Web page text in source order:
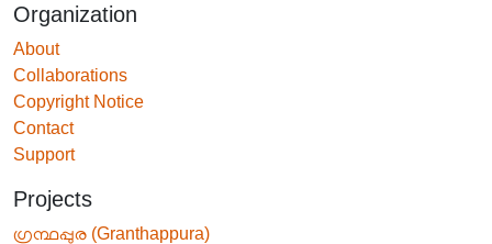
Organization
About
Collaborations
Copyright Notice
Contact
Support
Projects
ഗ്രന്ഥപ്പുര (Granthappura)